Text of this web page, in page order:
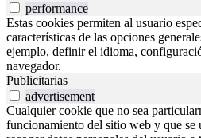
performance
Estas cookies permiten al usuario
características de las opciones
ejemplo, definir el idioma,
navegador.
Publicitarias
advertisement
Cualquier cookie que no sea
funcionamiento del sitio web y que se